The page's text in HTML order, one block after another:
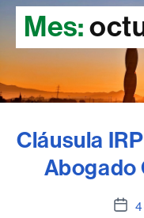
Mes:
Cláusula
Abogado
Data